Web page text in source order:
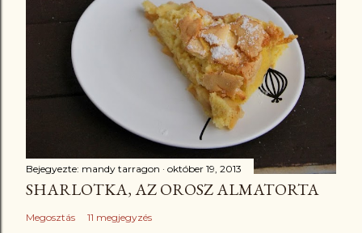
Bejegyezte: mandy tarragon október 19, 2013
SHARLOTKA, AZ OROSZ ALMATORTA
Megosztás 11 megjegyzés